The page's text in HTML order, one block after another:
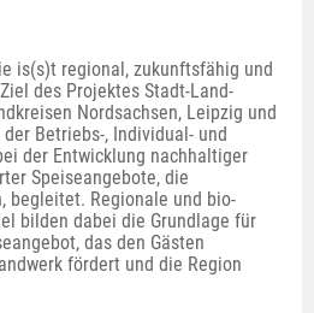
is(s)t regional, zukunftsfähig und
des Projektes Stadt-Land-
Nordsachsen, Leipzig und
Betriebs-, Individual- und
der Entwicklung nachhaltiger
Speiseangebote, die
begleitet. Regionale und bio-
bilden dabei die Grundlage für
das den Gästen
fördert und die Region